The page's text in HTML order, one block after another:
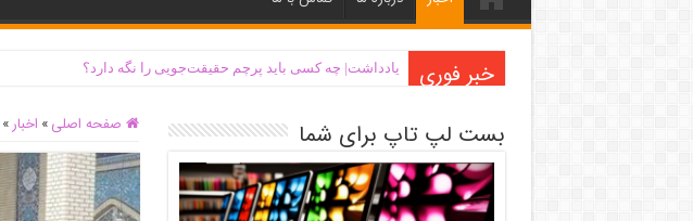
خبر فوری یادداشت| ‌چه کسی باید پرچم حقیقت‌جویی را نگه دارد؟
صفحه اصلی » اخبار » بست لپ تاپ برای شما